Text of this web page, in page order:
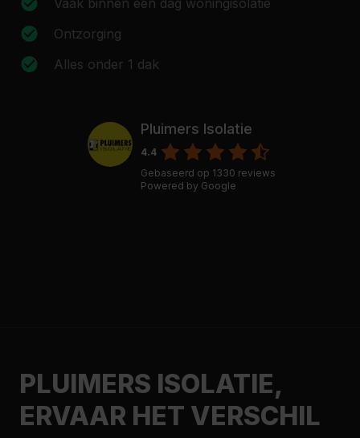
Vaak binnen één dag woningisolatie
Ontzorging
Alles onder 1 dak
Pluimers Isolatie
4.4
Gebaseerd op 1330 reviews
Powered by Google
PLUIMERS ISOLATIE,
ERVAAR HET VERSCHIL